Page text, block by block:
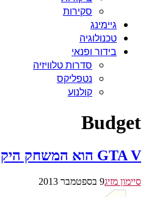
סקירות
גיימינג
טכנולוגיה
בידור ופנאי
סדרות טלוויזיה
נטפליקס
קולנוע
Budget
GTA V הוא המשחק היקר בהיסטוריה
סיימון מזיג9 בספטמבר 2013